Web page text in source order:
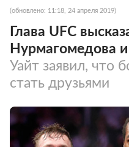
(обновлено: 11:18, 24 апреля 2019)
Глава UFC
Нурмагомедова
Уайт заявил, что
стать друзьями